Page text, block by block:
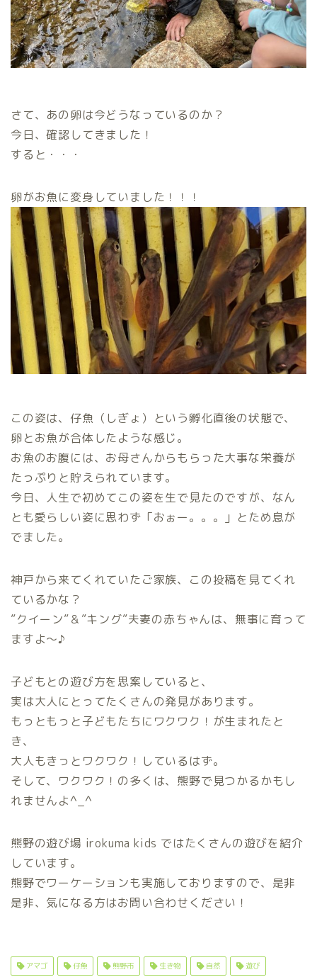
さて、あの卵は今どうなっているのか？
今日、確認してきました！
すると・・・
卵がお魚に変身していました！！！
この姿は、仔魚（しぎょ）という孵化直後の状態で、
卵とお魚が合体したような感じ。
お魚のお腹には、お母さんからもらった大事な栄養が
たっぷりと貯えられています。
今日、人生で初めてこの姿を生で見たのですが、なん
とも愛らしい姿に思わず「おぉー。。。」とため息が
でました。
神戸から来てくれていたご家族、この投稿を見てくれ
ているかな？
”クイーン”＆”キング”夫妻の赤ちゃんは、無事に育って
ますよ～♪
子どもとの遊び方を思案していると、
実は大人にとってたくさんの発見があります。
もっともっと子どもたちにワクワク！が生まれたと
き、
大人もきっとワクワク！しているはず。
そして、ワクワク！の多くは、熊野で見つかるかもし
れませんよ^_^
熊野の遊び場 irokuma kids ではたくさんの遊びを紹介
しています。
熊野でワーケーションも実施しておりますので、是非
是非、気になる方はお問い合わせください！
アマゴ 仔魚 熊野市 生き物 自然 遊び